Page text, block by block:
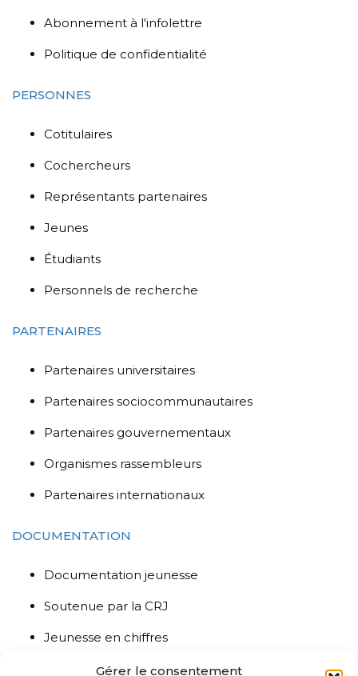
Gérer le consentement
Abonnement à l'infolettre
Politique de confidentialité
PERSONNES
Cotitulaires
Cochercheurs
Représentants partenaires
Jeunes
Étudiants
Personnels de recherche
PARTENAIRES
Partenaires universitaires
Partenaires sociocommunautaires
Partenaires gouvernementaux
Organismes rassembleurs
Partenaires internationaux
DOCUMENTATION
Documentation jeunesse
Soutenue par la CRJ
Jeunesse en chiffres
Liée à la Covid-19